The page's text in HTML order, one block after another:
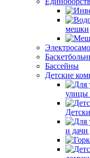
мешки
Бассейны
Детские
улицы
и дачи